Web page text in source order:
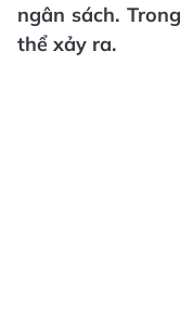
ngân sách.
thể xảy ra.